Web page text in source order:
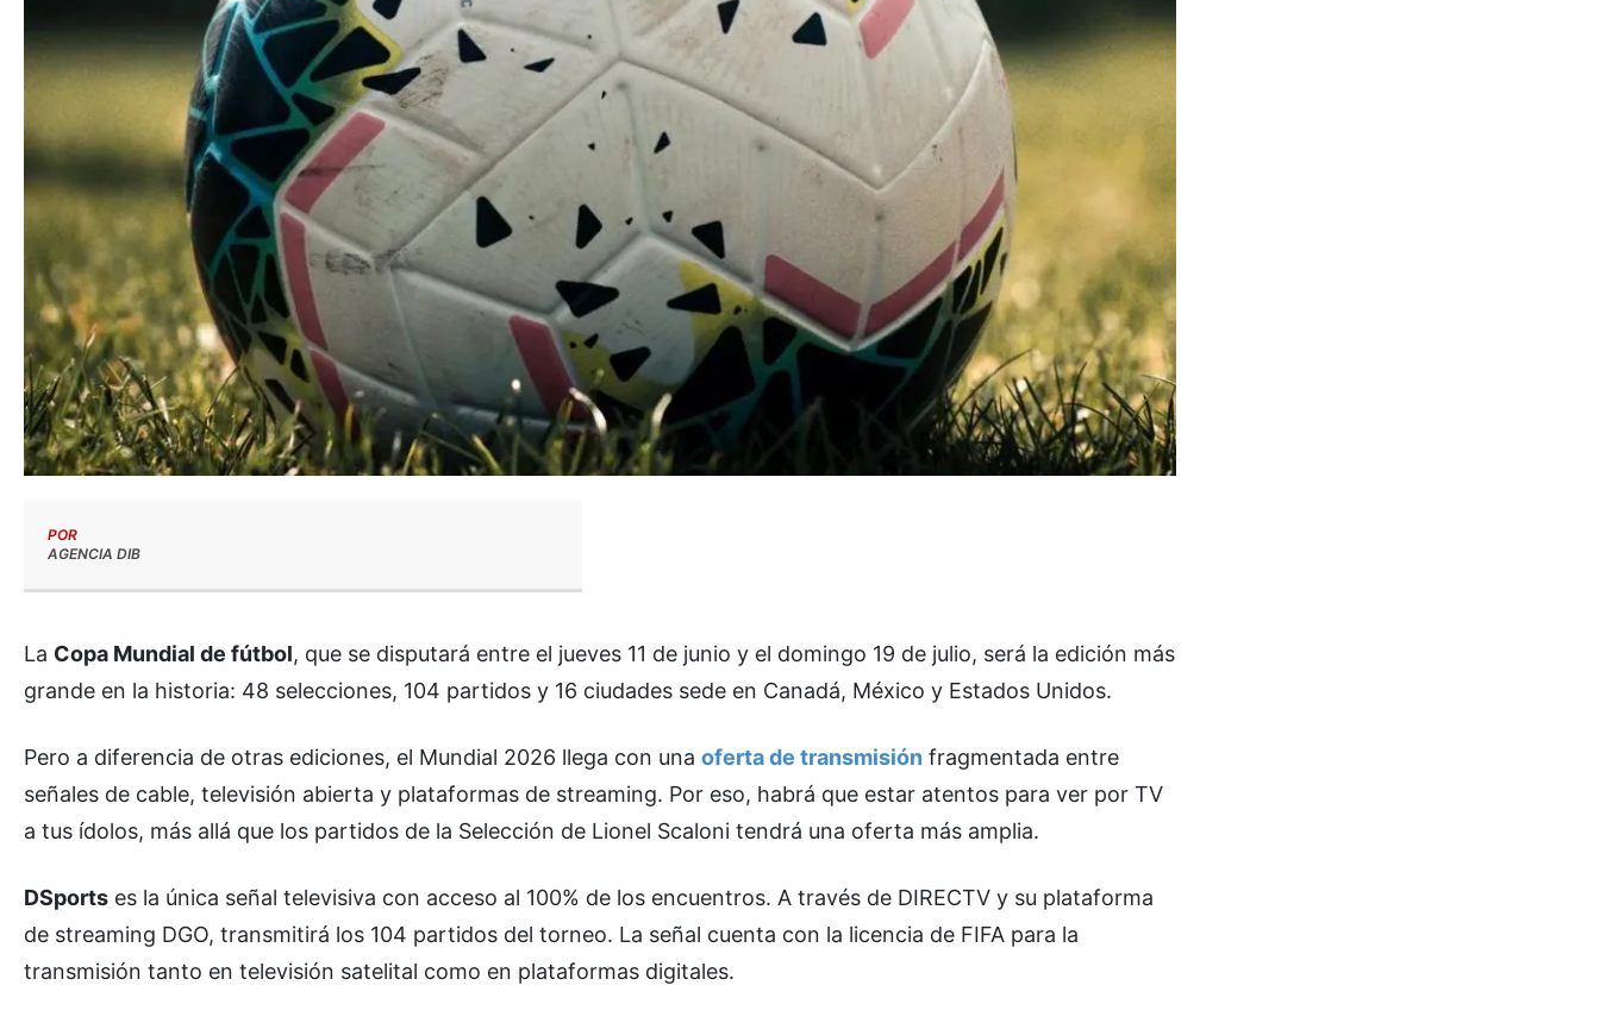
POR
AGENCIA DIB
La Copa Mundial de fútbol, que se disputará entre el jueves 11 de junio y el domingo 19 de julio, será la edición más
grande en la historia: 48 selecciones, 104 partidos y 16 ciudades sede en Canadá, México y Estados Unidos.
Pero a diferencia de otras ediciones, el Mundial 2026 llega con una oferta de transmisión fragmentada entre
señales de cable, televisión abierta y plataformas de streaming. Por eso, habrá que estar atentos para ver por TV
a tus ídolos, más allá que los partidos de la Selección de Lionel Scaloni tendrá una oferta más amplia.
DSports es la única señal televisiva con acceso al 100% de los encuentros. A través de DIRECTV y su plataforma
de streaming DGO, transmitirá los 104 partidos del torneo. La señal cuenta con la licencia de FIFA para la
transmisión tanto en televisión satelital como en plataformas digitales.